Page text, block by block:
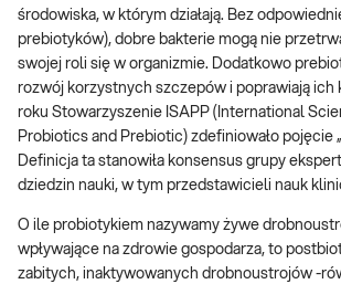
środowiska, w którym działają. Bez
prebiotyków), dobre bakterie mogą nie
swojej roli się w organizmie. Dodatkowo
rozwój korzystnych szczepów i poprawiają ich
roku Stowarzyszenie ISAPP (International
Probiotics and Prebiotic) zdefiniowało pojęcie
Definicja ta stanowiła konsensus grupy
dziedzin nauki, w tym przedstawicieli nauk
O ile probiotykiem nazywamy żywe
wpływające na zdrowie gospodarza, to
zabitych, inaktywowanych drobnoustrojów -